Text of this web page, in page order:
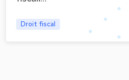
Droit fiscal